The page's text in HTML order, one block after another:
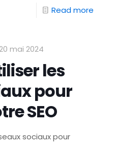
Read more
mai 2024
les
pour
SEO
sociaux pour